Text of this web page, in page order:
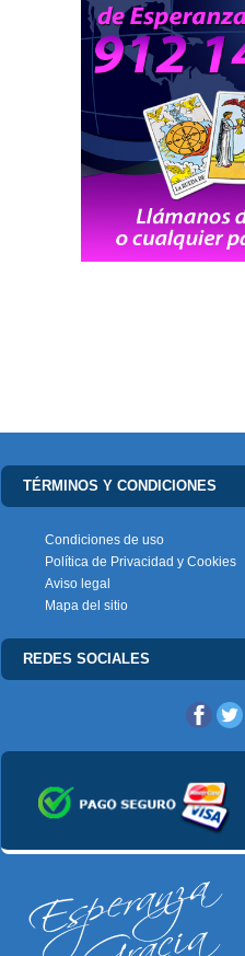
TÉRMINOS Y CONDICIONES
Condiciones de uso
Política de Privacidad y Cookies
Aviso legal
Mapa del sitio
REDES SOCIALES